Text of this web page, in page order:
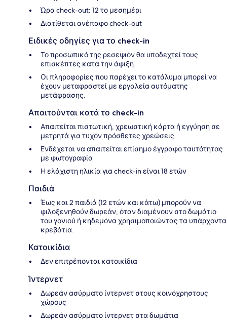
Ώρα check-out: 12 το μεσημέρι
Διατίθεται ανέπαφο check-out
Ειδικές οδηγίες για το check-in
Το προσωπικό της ρεσεψιόν θα υποδεχτεί τους
επισκέπτες κατά την άφιξη.
Οι πληροφορίες που παρέχει το κατάλυμα μπορεί να
έχουν μεταφραστεί με εργαλεία αυτόματης
μετάφρασης.
Απαιτούνται κατά το check-in
Απαιτείται πιστωτική, χρεωστική κάρτα ή εγγύηση σε
μετρητά για τυχόν πρόσθετες χρεώσεις
Ενδέχεται να απαιτείται επίσημο έγγραφο ταυτότητας
με φωτογραφία
Η ελάχιστη ηλικία για check-in είναι 18 ετών
Παιδιά
Έως και 2 παιδιά (12 ετών και κάτω) μπορούν να
φιλοξενηθούν δωρεάν, όταν διαμένουν στο δωμάτιο
του γονιού ή κηδεμόνα χρησιμοποιώντας τα υπάρχοντα
κρεβάτια.
Κατοικίδια
Δεν επιτρέπονται κατοικίδια
Ίντερνετ
Δωρεάν ασύρματο ίντερνετ στους κοινόχρηστους
χώρους
Δωρεάν ασύρματο ίντερνετ στα δωμάτια